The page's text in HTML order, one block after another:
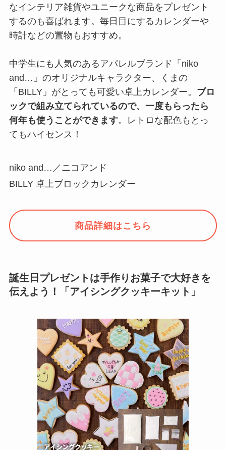
なインテリア雑貨やユニークな商品をプレゼント
するのも喜ばれます。毎日目にするカレンダーや
時計などの置物もおすすめ。
中学生にも人気のあるアパレルブランド「niko
and…」のオリジナルキャラクター、くまの
「BILLY」がとっても可愛い卓上カレンダー。 ブロ
ックで組み立てられているので、一度もらったら
何年も使うことができます。レトロな配色もとっ
てもハイセンス！
niko and…／ニコアンド
BILLY 卓上ブロックカレンダー
商品詳細はこちら
誕生日プレゼントは手作りお菓子で大好きを
伝えよう！「アイシングクッキーキット」